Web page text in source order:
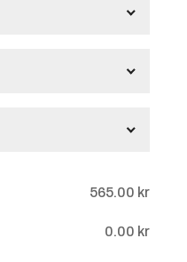
565.00 kr
0.00 kr